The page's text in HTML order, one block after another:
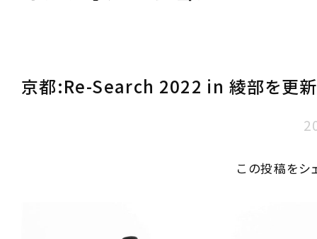
京都:Re-Search 2022 in 綾部を更新
この投稿をシ